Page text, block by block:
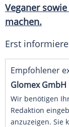
Veganer
machen.
Erst
Empfohlener
Glomex GmbH
Wir benötigen
Redaktion
anzuzeigen. Sie